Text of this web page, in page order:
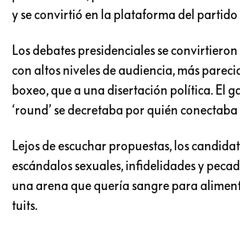
y se convirtió en la plataforma del
Los debates presidenciales se
con altos niveles de audiencia, más
boxeo, que a una disertación política. El
‘round’ se decretaba por quién
Lejos de escuchar propuestas, los
escándalos sexuales, infidelidades y
una arena que quería sangre para
tuits.